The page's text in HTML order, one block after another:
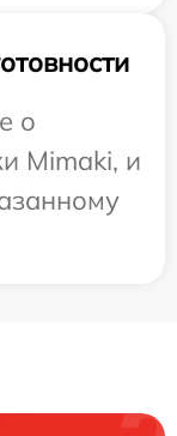
о
Mimaki, и